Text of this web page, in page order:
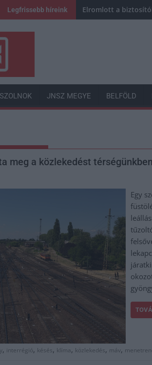
Legfrissebb híreink Elromlott a
SZOLNOK JNSZ MEGYE BELFÖLD
meg a közlekedést térségünkben
Egy
, interrégió, késés, klíma, közlekedés, máv,